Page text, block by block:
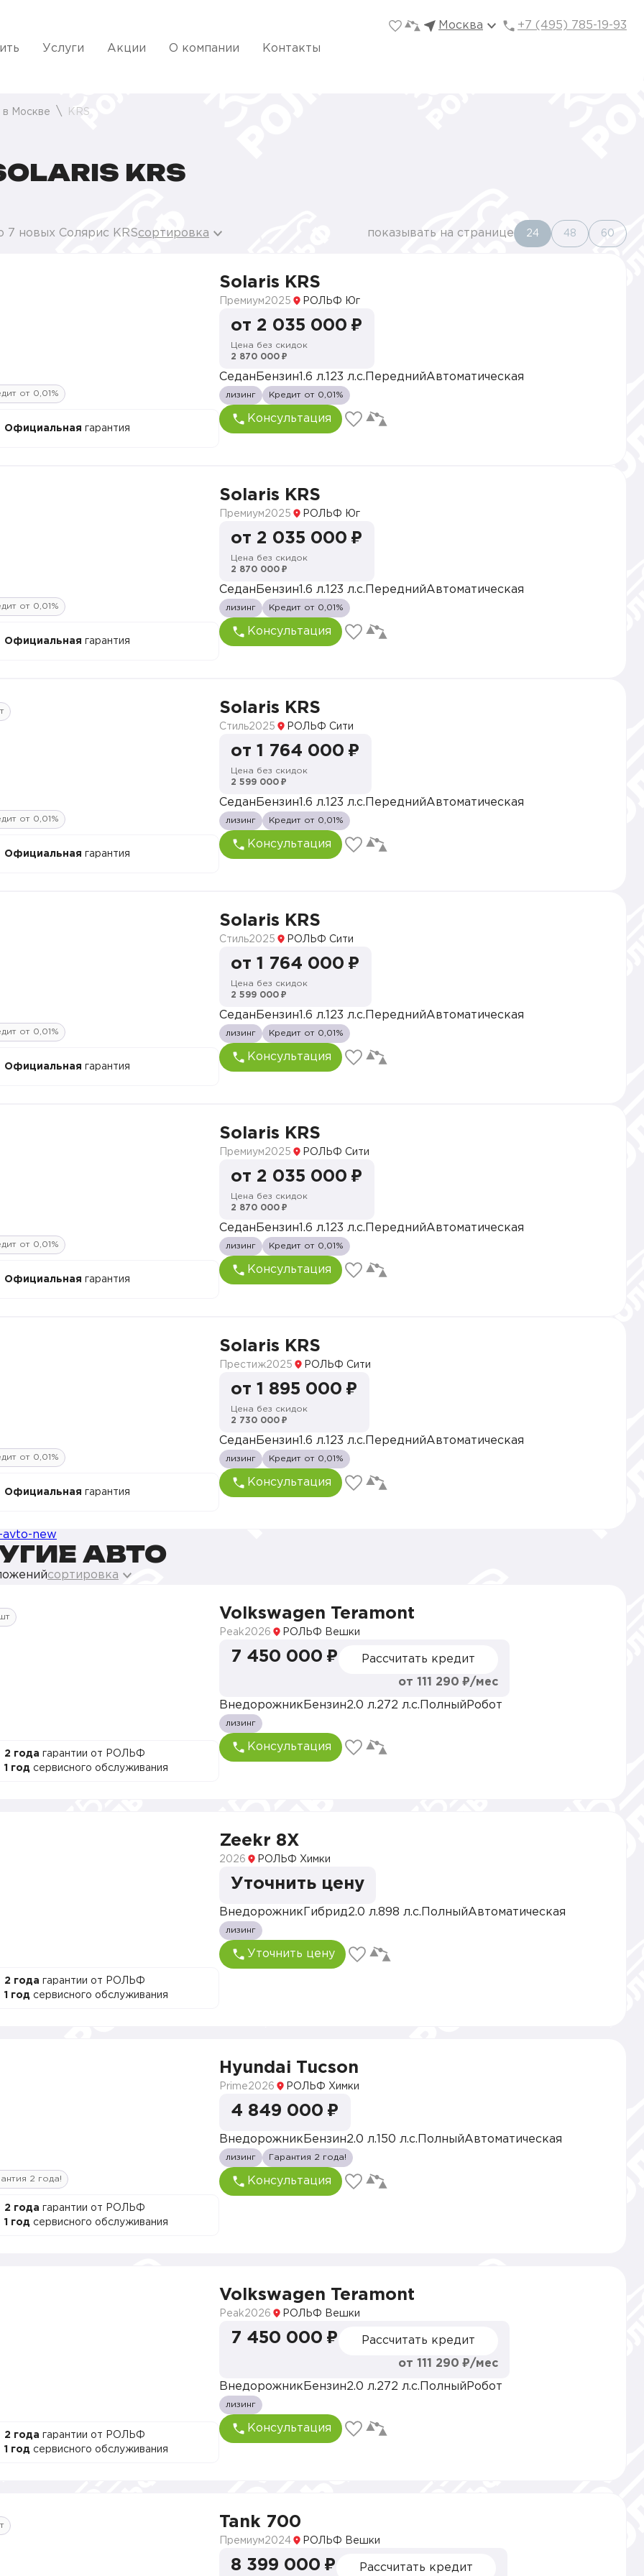
Москва +7 (495) 785-19-93
Услуги Акции О компании Контакты
в Москве KRS
KRS
7 новых Солярис KRSсортировка показывать на странице 24 48 60
от 0,01%
Официальная гарантия
Solaris KRS
Премиум2025 РОЛЬФ Юг
от 2 035 000 ₽
Цена без скидок
2 870 000 ₽
Седан Бензин 1.6 л. 123 л.с. ПереднийАвтоматическая
лизинг Кредит от 0,01%
Консультация
от 0,01%
Официальная гарантия
Solaris KRS
Премиум2025 РОЛЬФ Юг
от 2 035 000 ₽
Цена без скидок
2 870 000 ₽
Седан Бензин 1.6 л. 123 л.с. ПереднийАвтоматическая
лизинг Кредит от 0,01%
Консультация
от 0,01%
Официальная гарантия
Solaris KRS
Стиль2025 РОЛЬФ Сити
от 1 764 000 ₽
Цена без скидок
2 599 000 ₽
Седан Бензин 1.6 л. 123 л.с. ПереднийАвтоматическая
лизинг Кредит от 0,01%
Консультация
от 0,01%
Официальная гарантия
Solaris KRS
Стиль2025 РОЛЬФ Сити
от 1 764 000 ₽
Цена без скидок
2 599 000 ₽
Седан Бензин 1.6 л. 123 л.с. ПереднийАвтоматическая
лизинг Кредит от 0,01%
Консультация
от 0,01%
Официальная гарантия
Solaris KRS
Премиум2025 РОЛЬФ Сити
от 2 035 000 ₽
Цена без скидок
2 870 000 ₽
Седан Бензин 1.6 л. 123 л.с. ПереднийАвтоматическая
лизинг Кредит от 0,01%
Консультация
от 0,01%
Официальная гарантия
Solaris KRS
Престиж2025 РОЛЬФ Сити
от 1 895 000 ₽
Цена без скидок
2 730 000 ₽
Седан Бензин 1.6 л. 123 л.с. ПереднийАвтоматическая
лизинг Кредит от 0,01%
Консультация
АВТО
сортировка
2 года гарантии от РОЛЬФ
1 год сервисного обслуживания
Volkswagen Teramont
Peak2026 РОЛЬФ Вешки
7 450 000 ₽ Рассчитать кредит
от 111 290 ₽/мес
Внедорожник Бензин2.0 л.272 л.с. Полный Робот
лизинг
Консультация
2 года гарантии от РОЛЬФ
1 год сервисного обслуживания
Zeekr 8X
2026 РОЛЬФ Химки
Уточнить цену
Внедорожник Гибрид2.0 л.898 л.с. ПолныйАвтоматическая
лизинг
Уточнить цену
2 года!
2 года гарантии от РОЛЬФ
1 год сервисного обслуживания
Hyundai Tucson
Prime2026 РОЛЬФ Химки
4 849 000 ₽
Внедорожник Бензин2.0 л. 150 л.с. ПолныйАвтоматическая
лизинг Гарантия 2 года!
Консультация
2 года гарантии от РОЛЬФ
1 год сервисного обслуживания
Volkswagen Teramont
Peak2026 РОЛЬФ Вешки
7 450 000 ₽ Рассчитать кредит
от 111 290 ₽/мес
Внедорожник Бензин2.0 л.272 л.с. Полный Робот
лизинг
Консультация
Tank 700
Премиум2024 РОЛЬФ Вешки
8 399 000 ₽ Рассчитать кредит